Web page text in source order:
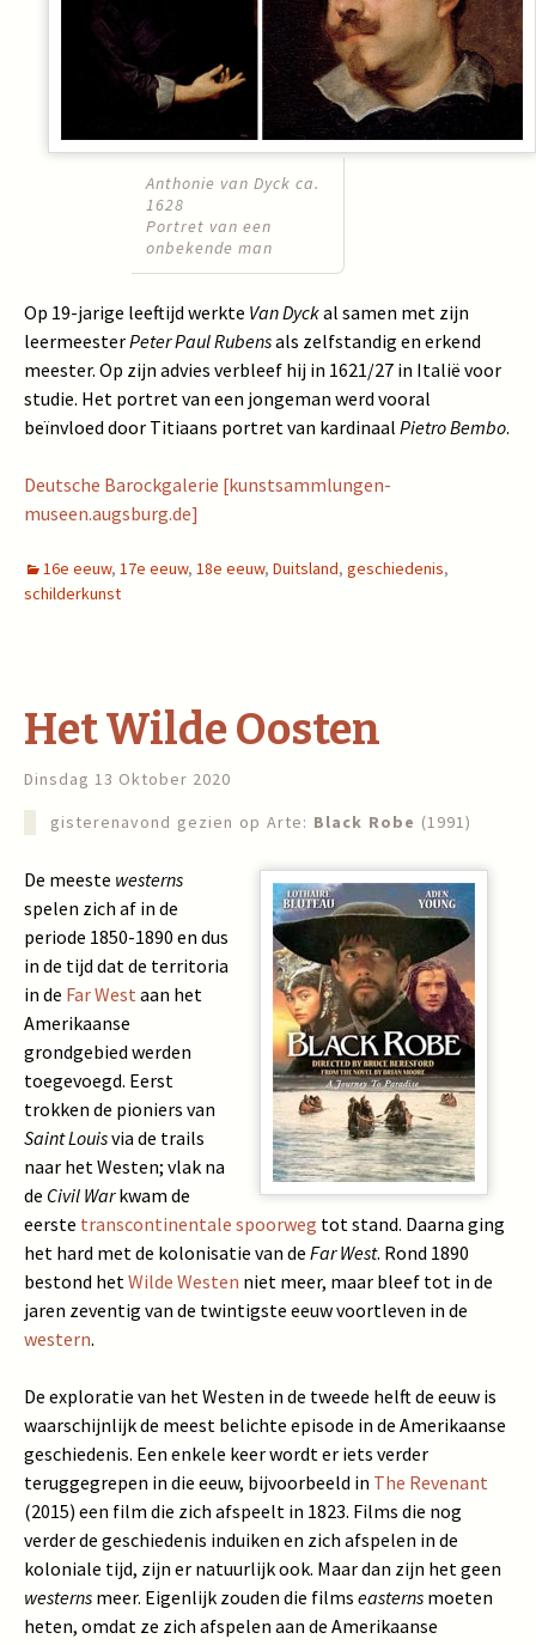
Anthonie van Dyck ca.
1628
Portret van een
onbekende man
Op 19-jarige leeftijd werkte Van Dyckal samen met zijn
leermeesterPeter Paul Rubensals zelfstandig en erkend
meester. Op zijn advies verbleef hij in 1621/27 in Italië voor
studie. Het portret van een jongeman werd vooral
beïnvloed door Titiaans portret van kardinaal Pietro Bembo.
Deutsche Barockgalerie [kunstsammlungen-
museen.augsburg.de]
16e eeuw, 17e eeuw, 18e eeuw, Duitsland, geschiedenis,
schilderkunst
Het Wilde Oosten
Dinsdag 13 Oktober 2020
gisterenavond gezien op Arte: Black Robe (1991)
De meeste westerns
spelen zich af in de
periode 1850-1890 en dus
in de tijd dat de territoria
in de Far West aan het
Amerikaanse
grondgebied werden
toegevoegd. Eerst
trokken de pioniers van
Saint Louisvia de trails
naar het Westen; vlak na
de Civil Warkwam de
eerste transcontinentale spoorweg tot stand. Daarna ging
het hard met de kolonisatie van de Far West. Rond 1890
bestond het Wilde Westen niet meer, maar bleef tot in de
jaren zeventig van de twintigste eeuw voortleven in de
western.
De exploratie van het Westen in de tweede helft de eeuw is
waarschijnlijk de meest belichte episode in de Amerikaanse
geschiedenis. Een enkele keer wordt er iets verder
teruggegrepen in die eeuw, bijvoorbeeld in The Revenant
(2015) een film die zich afspeelt in 1823. Films die nog
verder de geschiedenis induiken en zich afspelen in de
koloniale tijd, zijn er natuurlijk ook. Maar dan zijn het geen
westerns meer. Eigenlijk zouden die films easterns moeten
heten, omdat ze zich afspelen aan de Amerikaanse